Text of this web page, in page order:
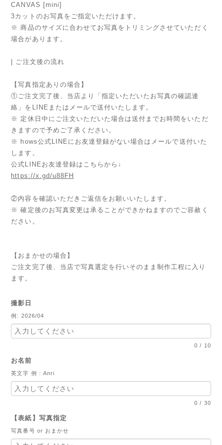
CANVAS [mini]
3カットのお写真をご指定いただけます。
※ 商品のサイズに合わせてお写真をトリミングさせていただく
場合があります。
| ご注文後の流れ
【写真指定ありの場合】
①ご注文完了後、当店より「指定いただいたお写真の確認連
絡」をLINEまたはメールで送付いたします。
※ 定休日中にご注文いただいた場合は送付までお時間をいただ
きますので予めご了承ください。
※ hows公式LINEにお友達登録がない場合はメールで送付いた
します。
公式LINEお友達登録はこちらから↓
https://x.gd/u88FH
②内容を確認いただきご返信をお願いいたします。
※ 確定後のお写真変更は承ることができかねますのでご容赦く
ださい。
【おまかせの場合】
ご注文完了後、当店で写真選定を行いそのまま制作工程に入り
ます。
撮影日
例: 2026/04
0 / 10
お名前
英文字 例 : Anri
0 / 30
【表紙】写真指定
写真番号 or おまかせ